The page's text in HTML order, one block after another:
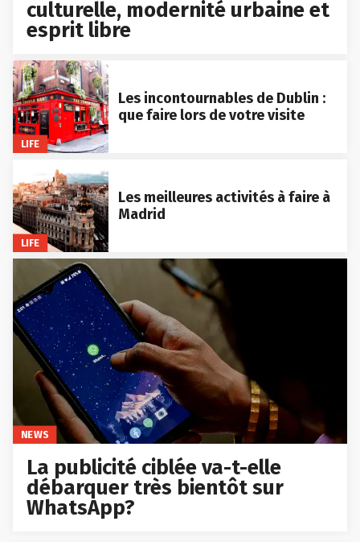
culturelle, modernité urbaine et
esprit libre
LIFE
Les incontournables de Dublin :
que faire lors de votre visite
LIFE
Les meilleures activités à faire à
Madrid
NEWS
La publicité ciblée va-t-elle
débarquer très bientôt sur
WhatsApp?